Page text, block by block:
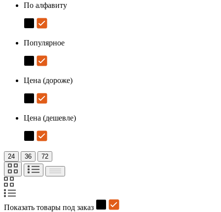
По алфавиту
Популярное
Цена (дороже)
Цена (дешевле)
24 36 72
Показать товары под заказ